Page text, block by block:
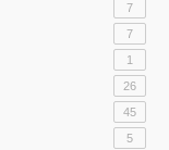
7
7
1
26
45
5